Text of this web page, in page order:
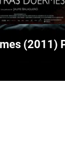
(2011)